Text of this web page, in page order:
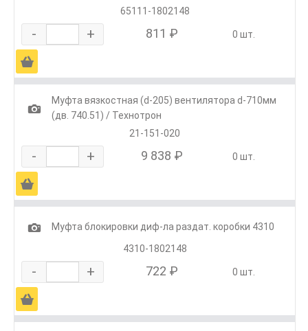
65111-1802148
- + 811 ₽ 0 шт.
Ä
1
Муфта вязкостная (d-205) вентилятора d-710мм
(дв. 740.51) / Технотрон
21-151-020
- + 9 838 ₽ 0 шт.
Ä
1
Муфта блокировки диф-ла раздат. коробки 4310
4310-1802148
- + 722 ₽ 0 шт.
Ä